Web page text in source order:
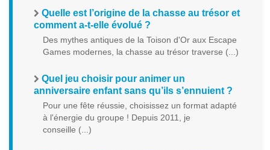
Quelle est l’origine de la chasse au trésor et
comment a-t-elle évolué ?
Des mythes antiques de la Toison d'Or aux Escape
Games modernes, la chasse au trésor traverse (...)
Quel jeu choisir pour animer un
anniversaire enfant sans qu’ils s’ennuient ?
Pour une fête réussie, choisissez un format adapté
à l'énergie du groupe ! Depuis 2011, je
conseille (...)